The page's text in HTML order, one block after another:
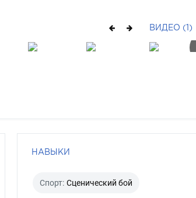
ВИДЕО (1)
НАВЫКИ
Спорт: Сценический бой